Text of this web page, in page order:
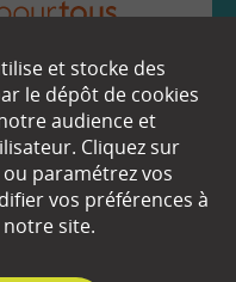
?
et stocke des
le dépôt de cookies
audience et
Cliquez sur
paramétrez vos
vos préférences à
site.